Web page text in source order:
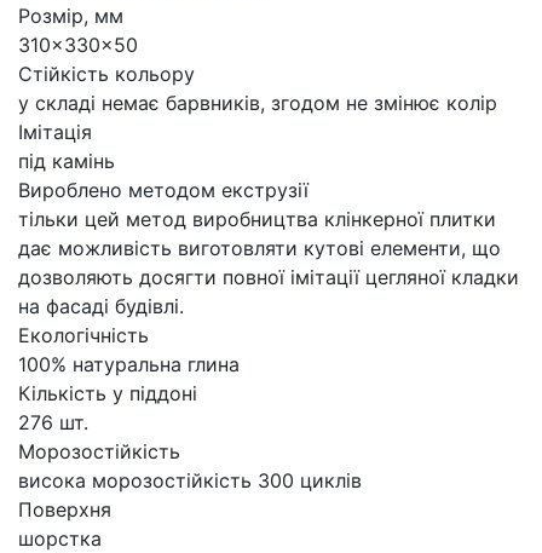
Розмір, мм
310x330x50
Стійкість кольору
у складі немає барвників, згодом не змінює колір
Імітація
під камінь
Вироблено методом екструзії
тільки цей метод виробництва клінкерної плитки
дає можливість виготовляти кутові елементи, що
дозволяють досягти повної імітації цегляної кладки
на фасаді будівлі.
Екологічність
100% натуральна глина
Кількість у піддоні
276 шт.
Морозостійкість
висока морозостійкість 300 циклів
Поверхня
шорстка